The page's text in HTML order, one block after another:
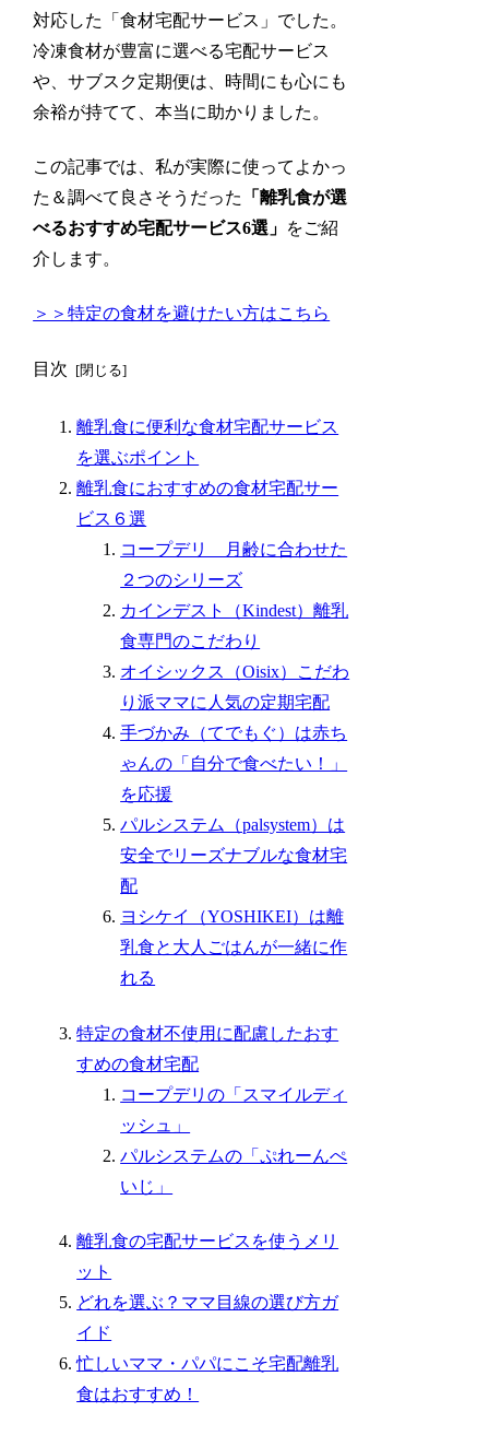
対応した「食材宅配サービス」でした。
冷凍食材が豊富に選べる宅配サービス
や、サブスク定期便は、時間にも心にも
余裕が持てて、本当に助かりました。
この記事では、私が実際に使ってよかっ
た＆調べて良さそうだった
「離乳食が選
べるおすすめ宅配サービス6選」 をご紹
介します。
＞＞特定の食材を避けたい方はこちら
目次
離乳食に便利な食材宅配サービス
を選ぶポイント
離乳食におすすめの食材宅配サー
ビス６選
コープデリ 月齢に合わせた
２つのシリーズ
カインデスト（Kindest）離乳
食専門のこだわり
オイシックス（Oisix）こだわ
り派ママに人気の定期宅配
手づかみ（てでもぐ）は赤ち
ゃんの「自分で食べたい！」
を応援
パルシステム（palsystem）は
安全でリーズナブルな食材宅
配
ヨシケイ（YOSHIKEI）は離
乳食と大人ごはんが一緒に作
れる
特定の食材不使用に配慮したおす
すめの食材宅配
コープデリの「スマイルディ
ッシュ」
パルシステムの「ぷれーんぺ
いじ」
離乳食の宅配サービスを使うメリ
ット
どれを選ぶ？ママ目線の選び方ガ
イド
忙しいママ・パパにこそ宅配離乳
食はおすすめ！